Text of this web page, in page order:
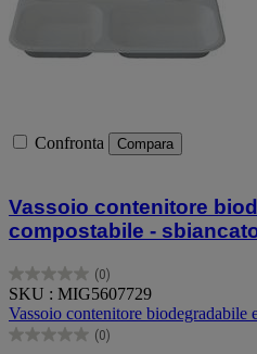
Confronta Compara
Vassoio contenitore
compostabile -
(0)
0.0
su
5
stelle.
SKU : MIG5607729
Vassoio contenitore biodegradabile
(0)
0.0